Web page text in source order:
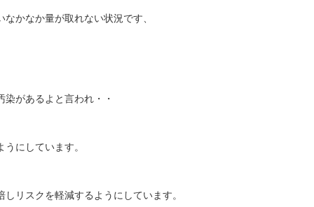
かなか量が取れない状況です、
があるよと言われ・・
にしています。
リスクを軽減するようにしています。